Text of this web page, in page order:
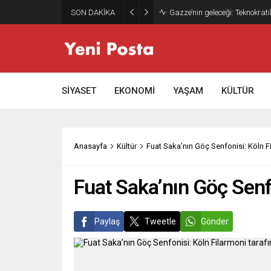
SON DAKİKA Gazze’nin geleceği:
SİYASET EKONOMİ YAŞAM KÜLTÜR
Anasayfa Kültür Fuat Saka’nın Göç Senfonisi: Köln
Fuat Saka’nın Göç
Paylaş Tweetle Gönder